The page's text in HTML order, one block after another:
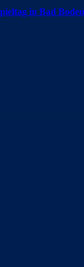
in Bad
dürfen wir
⚽️
zu einem